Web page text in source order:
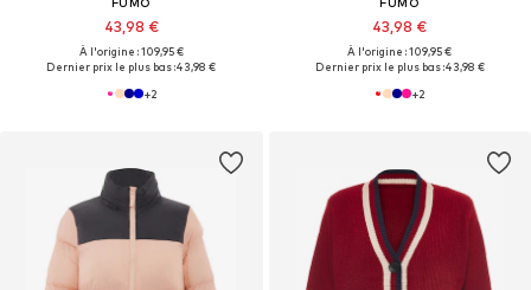
43,98 €
À l'origine : 109,95 €
Dernier prix le plus bas :43,98 €
+2
43,98 €
À l'origine : 109,95 €
Dernier prix le plus bas :43,98 €
+2